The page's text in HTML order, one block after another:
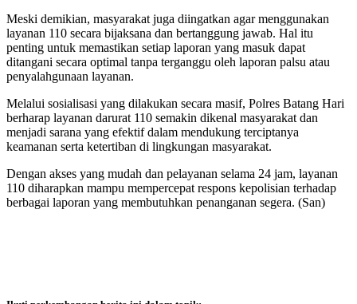
Meski demikian, masyarakat juga diingatkan agar menggunakan
layanan 110 secara bijaksana dan bertanggung jawab. Hal itu
penting untuk memastikan setiap laporan yang masuk dapat
ditangani secara optimal tanpa terganggu oleh laporan palsu atau
penyalahgunaan layanan.
Melalui sosialisasi yang dilakukan secara masif, Polres Batang Hari
berharap layanan darurat 110 semakin dikenal masyarakat dan
menjadi sarana yang efektif dalam mendukung terciptanya
keamanan serta ketertiban di lingkungan masyarakat.
Dengan akses yang mudah dan pelayanan selama 24 jam, layanan
110 diharapkan mampu mempercepat respons kepolisian terhadap
berbagai laporan yang membutuhkan penanganan segera. (San)